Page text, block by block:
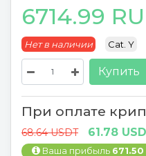
6714.99
Нет в наличии Cat. Y
Купить
При оплате
68.64 USDT 61.78
Ваша прибыль 671.50